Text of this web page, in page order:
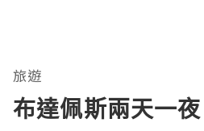
旅遊
布達佩斯兩天一夜